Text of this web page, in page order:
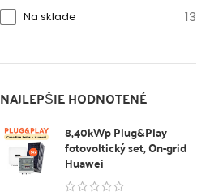
Na sklade 13
NAJLEPŠIE HODNOTENÉ
8,40kWp Plug&Play
fotovoltický set, On-grid
Huawei